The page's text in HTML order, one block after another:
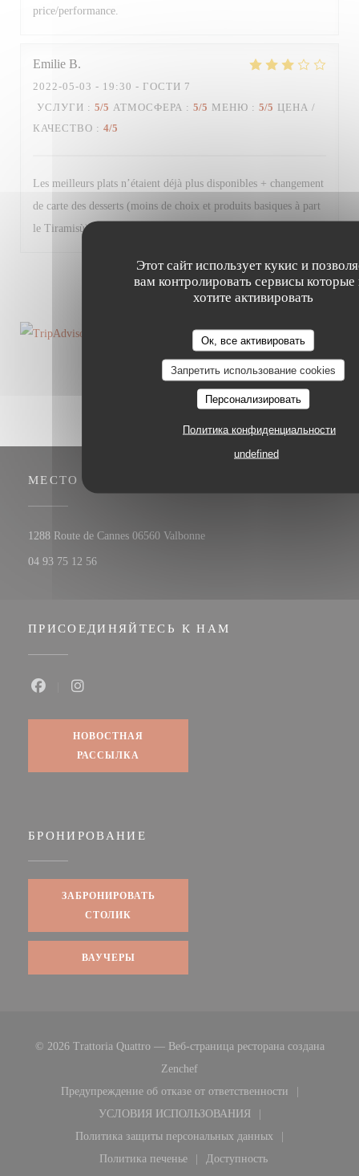
Этот сайт использует кукис и
вам контролировать сервисы которые
хотите активировать
Ок, все активировать
Запретить использование cookies
Персонализировать
Политика конфиденциальности
undefined
price/performance.
Emilie B
2022-05-03 - 19:30 - ГОСТИ 7
УСЛУГИ : 5/5 АТМОСФЕРА : 5/5 МЕНЮ : 5/5 ЦЕНА /
КАЧЕСТВО : 4/5
Les meilleurs plats n’étaient déjà plus disponibles + changement
de carte des desserts (moins de choix et produits basiques à part
le Tiramisù). Très bon restaurant malgré tout.
1 2 3
МЕСТО
1288 Route de Cannes 06560 Valbonne((открывается в новом окне))
04 93 75 12 56
ПРИСОЕДИНЯЙТЕСЬ К НАМ
НОВОСТНАЯ
РАССЫЛКА
БРОНИРОВАНИЕ
ЗАБРОНИРОВАТЬ
СТОЛИК
ВАУЧЕРЫ
© 2026 Trattoria Quattro — Веб-страница ресторана создана
Zenchef((открывается в новом окне))
Предупреждение об отказе от ответственности
((открывается в новом окне))
УСЛОВИЯ ИСПОЛЬЗОВАНИЯ
((открывается в новом окне))
Политика защиты персональных данных
((открывается в новом окне))
Политика печенье
((открывается в новом окне))
Доступность